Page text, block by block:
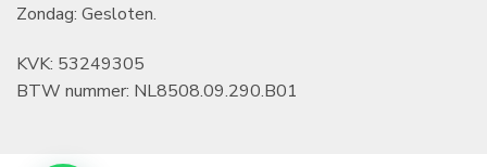
Zondag: Gesloten.
KVK: 53249305
BTW nummer: NL8508.09.290.B01